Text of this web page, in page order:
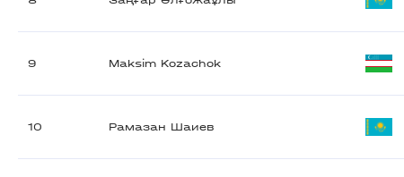
9 Maksim Kozachok
10 Рамазан Шаиев